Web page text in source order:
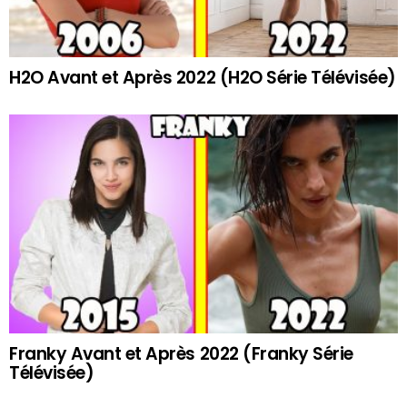
H2O Avant et Après 2022 (H2O Série Télévisée)
Franky Avant et Après 2022 (Franky Série
Télévisée)